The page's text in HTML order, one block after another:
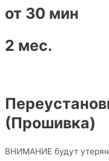
от 30 мин
2 мес.
(Прошивка)
ВНИМАНИЕ будут